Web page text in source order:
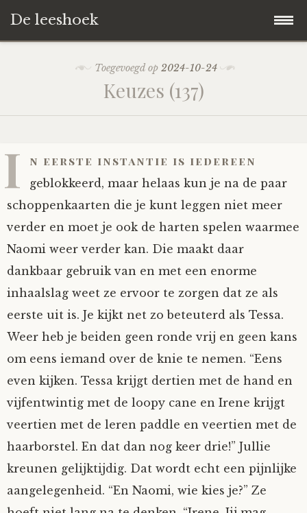
De leeshoek
Wie zijn we?
Het Biechthokje
Nieuw op de site
Woordenboek
De hele kast
Adventskalenders
Alternatieve straffen
Instrumenten
Op ontdekkingsreis
Spelletjes
HD-Archief
Het hele archief
Hoe geef je?
Hoe krijg je?
Instrumenten
Verhalen
Alle verhalen
Verhalen van De Leeshoek
Algae
Ben Hands-on
Bill-A-Cook
Björn
Verhalen van de HD-site
Anne
Bill
Interactieve verhalen
Polls
Averechts
Mijn Account
Toegevoegd op 2024-10-24
Keuzes (137)
I n eerste instantie is iedereen
geblokkeerd, maar helaas kun je na de paar
schoppenkaarten die je kunt leggen niet meer
verder en moet je ook de harten spelen waarmee
Naomi weer verder kan. Die maakt daar
dankbaar gebruik van en met een enorme
inhaalslag weet ze ervoor te zorgen dat ze als
eerste uit is. Je kijkt net zo beteuterd als Tessa.
Weer heb je beiden geen ronde vrij en geen kans
om eens iemand over de knie te nemen. “Eens
even kijken. Tessa krijgt dertien met de hand en
vijfentwintig met de loopy cane en Irene krijgt
veertien met de leren paddle en veertien met de
haarborstel. En dat dan nog keer drie!” Jullie
kreunen gelijktijdig. Dat wordt echt een pijnlijke
aangelegenheid. “En Naomi, wie kies je?” Ze